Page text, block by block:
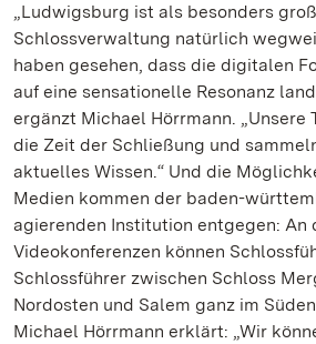
„Ludwigsburg ist als besonders
Schlossverwaltung natürlich
haben gesehen, dass die digitalen
auf eine sensationelle Resonanz
ergänzt Michael Hörrmann. „Unsere
die Zeit der Schließung und
aktuelles Wissen.“ Und die
Medien kommen der baden-
agierenden Institution entgegen: An
Videokonferenzen können
Schlossführer zwischen Schloss
Nordosten und Salem ganz im
Michael Hörrmann erklärt: „Wir